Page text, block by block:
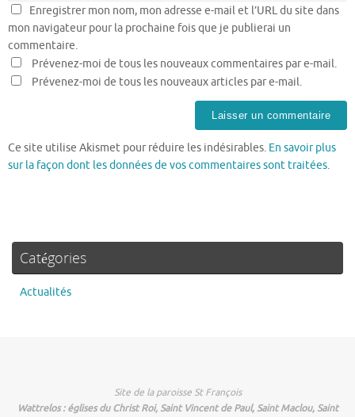
Enregistrer mon nom, mon adresse e-mail et l’URL du site dans
mon navigateur pour la prochaine fois que je publierai un
commentaire.
Prévenez-moi de tous les nouveaux commentaires par e-mail.
Prévenez-moi de tous les nouveaux articles par e-mail.
Ce site utilise Akismet pour réduire les indésirables. En savoir plus
sur la façon dont les données de vos commentaires sont traitées.
Catégories
Actualités
Site de la paroisse St François
Wattrelos : églises du Christ Roi, Saint Vincent de Paul, Saint Maclou, Saint